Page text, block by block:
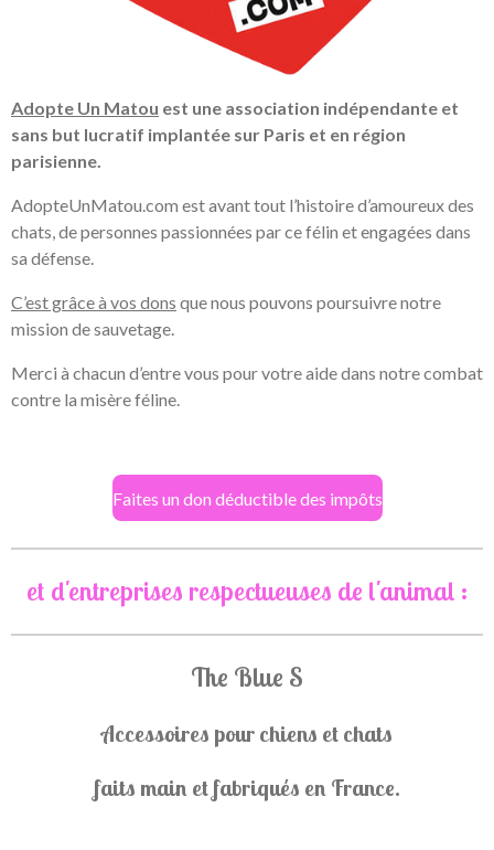
Adopte Un Matou est une association indépendante et
sans but lucratif implantée sur Paris et en région
parisienne.
AdopteUnMatou.com est avant tout l’histoire d’amoureux des
chats, de personnes passionnées par ce félin et engagées dans
sa défense.
C’est grâce à vos dons que nous pouvons poursuivre notre
mission de sauvetage.
Merci à chacun d’entre vous pour votre aide dans notre combat
contre la misère féline.
Faites un don déductible des impôts
et d'entreprises respectueuses de l'animal :
The Blue S
Accessoires pour chiens et chats
faits main et fabriqués en France.